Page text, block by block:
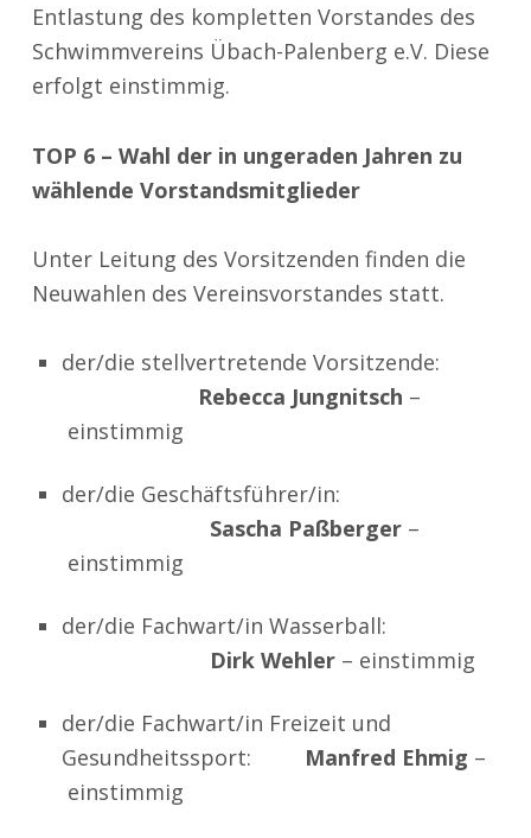
Entlastung des kompletten Vorstandes des
Schwimmvereins Übach-Palenberg e.V. Diese
erfolgt einstimmig.
TOP 6 – Wahl der in ungeraden Jahren zu
wählende Vorstandsmitglieder
Unter Leitung des Vorsitzenden finden die
Neuwahlen des Vereinsvorstandes statt.
der/die stellvertretende Vorsitzende:
Rebecca Jungnitsch –
einstimmig
der/die Geschäftsführer/in:
Sascha Paßberger –
einstimmig
der/die Fachwart/in Wasserball:
Dirk Wehler– einstimmig
der/die Fachwart/in Freizeit und
Gesundheitssport:
Manfred Ehmig –
einstimmig